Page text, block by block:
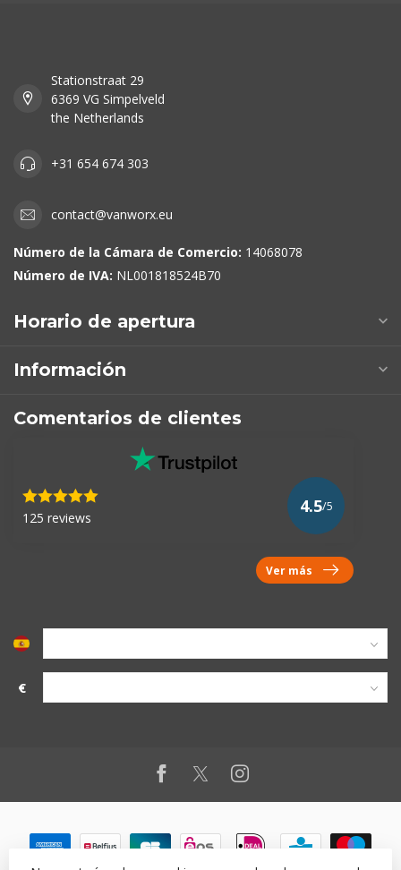
Stationstraat 29
6369 VG Simpelveld
the Netherlands
+31 654 674 303
contact@vanworx.eu
Número de la Cámara de Comercio: 14068078
Número de IVA: NL001818524B70
Horario de apertura
Información
Comentarios de clientes
125 reviews
4.5/5
Ver más
€